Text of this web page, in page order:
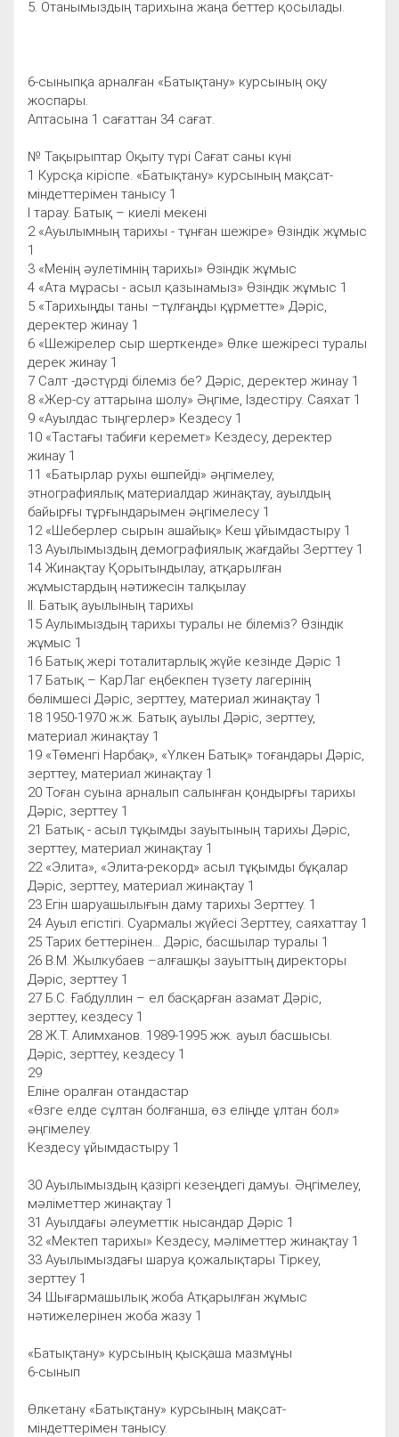
5. Отанымыздың тарихына жаңа беттер қосылады.
6-сыныпқа арналған «Батықтану» курсының оқу
жоспары.
Аптасына 1 сағаттан 34 сағат.
№ Тақырыптар Оқыту түрі Сағат саны күні
1 Курсқа кіріспе. «Батықтану» курсының мақсат-
міндеттерімен танысу 1
І тарау. Батық – киелі мекені
2 «Ауылымның тарихы - тұнған шежіре» Өзіндік жұмыс
1
3 «Менің әулетімнің тарихы» Өзіндік жұмыс
4 «Ата мұрасы - асыл қазынамыз» Өзіндік жұмыс 1
5 «Тарихыңды таны –тұлғаңды құрметте» Дәріс,
деректер жинау 1
6 «Шежірелер сыр шерткенде» Өлке шежіресі туралы
дерек жинау 1
7 Салт -дәстүрді білеміз бе? Дәріс, деректер жинау 1
8 «Жер-су аттарына шолу» Әңгіме, Іздестіру. Саяхат 1
9 «Ауылдас тыңгерлер» Кездесу 1
10 «Тастағы табиғи керемет» Кездесу, деректер
жинау 1
11 «Батырлар рухы өшпейді» әңгімелеу,
этнографиялық материалдар жинақтау, ауылдың
байырғы тұрғындарымен әңгімелесу 1
12 «Шеберлер сырын ашайық» Кеш ұйымдастыру 1
13 Ауылымыздың демографиялық жағдайы Зерттеу 1
14 Жинақтау Қорытындылау, атқарылған
жұмыстардың нәтижесін талқылау
ІІ. Батық ауылының тарихы
15 Аулымыздың тарихы туралы не білеміз? Өзіндік
жұмыс 1
16 Батық жері тоталитарлық жүйе кезінде Дәріс 1
17 Батық – КарЛаг еңбекпен түзету лагерінің
бөлімшесі Дәріс, зерттеу, материал жинақтау 1
18 1950-1970 ж.ж. Батық ауылы Дәріс, зерттеу,
материал жинақтау 1
19 «Төменгі Нарбақ», «Үлкен Батық» тоғандары Дәріс,
зерттеу, материал жинақтау 1
20 Тоған суына арналып салынған қондырғы тарихы
Дәріс, зерттеу 1
21 Батық - асыл тұқымды зауытының тарихы Дәріс,
зерттеу, материал жинақтау 1
22 «Элита», «Элита-рекорд» асыл тұқымды бұқалар
Дәріс, зерттеу, материал жинақтау 1
23 Егін шаруашылығын даму тарихы Зерттеу. 1
24 Ауыл егістігі. Суармалы жүйесі Зерттеу, саяхаттау 1
25 Тарих беттерінен... Дәріс, басшылар туралы 1
26 В.М. Жылкубаев –алғашқы зауыттың директоры
Дәріс, зерттеу 1
27 Б.С. Ғабдуллин – ел басқарған азамат Дәріс,
зерттеу, кездесу 1
28 Ж.Т. Алимханов. 1989-1995 жж. ауыл басшысы.
Дәріс, зерттеу, кездесу 1
29
Еліне оралған отандастар
«Өзге елде сұлтан болғанша, өз еліңде ұлтан бол»
әңгімелеу.
Кездесу ұйымдастыру 1
30 Ауылымыздың қазіргі кезеңдегі дамуы. Әңгімелеу,
мәліметтер жинақтау 1
31 Ауылдағы әлеуметтік нысандар Дәріс 1
32 «Мектеп тарихы» Кездесу, мәліметтер жинақтау 1
33 Ауылымыздағы шаруа қожалықтары Тіркеу,
зерттеу 1
34 Шығармашылық жоба Атқарылған жұмыс
нәтижелерінен жоба жазу 1
«Батықтану» курсының қысқаша мазмұны
6-сынып
Өлкетану «Батықтану» курсының мақсат-
міндеттерімен танысу.